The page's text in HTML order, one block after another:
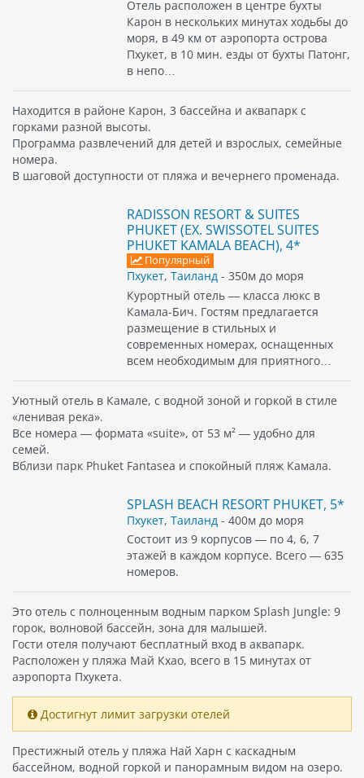
Отель расположен в центре бухты
Карон в нескольких минутах ходьбы до
моря, в 49 км от аэропорта острова
Пхукет, в 10 мин. езды от бухты Патонг,
в непо…
Находится в районе Карон, 3 бассейна и аквапарк с
горками разной высоты.
Программа развлечений для детей и взрослых, семейные
номера.
В шаговой доступности от пляжа и вечернего променада.
RADISSON RESORT & SUITES
PHUKET (EX. SWISSOTEL SUITES
PHUKET KAMALA BEACH), 4*
Популярный
Пхукет,Таиланд - 350м до моря
Курортный отель — класса люкс в
Камала-Бич. Гостям предлагается
размещение в стильных и
современных номерах, оснащенных
всем необходимым для приятного…
Уютный отель в Камале, с водной зоной и горкой в стиле
«ленивая река».
Все номера — формата «suite», от 53 м² — удобно для
семей.
Вблизи парк Phuket Fantasea и спокойный пляж Камала.
SPLASH BEACH RESORT PHUKET, 5*
Пхукет,Таиланд - 400м до моря
Состоит из 9 корпусов — по 4, 6, 7
этажей в каждом корпусе. Всего — 635
номеров.
Это отель с полноценным водным парком Splash Jungle: 9
горок, волновой бассейн, зона для малышей.
Гости отеля получают бесплатный вход в аквапарк.
Расположен у пляжа Май Кхао, всего в 15 минутах от
аэропорта Пхукета.
Достигнут лимит загрузки отелей
Престижный отель у пляжа Най Харн с каскадным
бассейном, водной горкой и панорамным видом на озеро.